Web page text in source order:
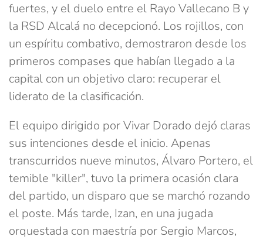
fuertes, y el duelo entre el Rayo Vallecano B y
la RSD Alcalá no decepcionó. Los rojillos, con
un espíritu combativo, demostraron desde los
primeros compases que habían llegado a la
capital con un objetivo claro: recuperar el
liderato de la clasificación.
El equipo dirigido por Vivar Dorado dejó claras
sus intenciones desde el inicio. Apenas
transcurridos nueve minutos, Álvaro Portero, el
temible "killer", tuvo la primera ocasión clara
del partido, un disparo que se marchó rozando
el poste. Más tarde, Izan, en una jugada
orquestada con maestría por Sergio Marcos,